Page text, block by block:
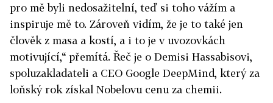
pro mě byli nedosažitelní, teď si toho vážím a
inspiruje mě to. Zároveň vidím, že je to také jen
člověk z masa a kostí, a i to je v uvozovkách
motivující,“ přemítá. Řeč je o Demisi Hassabisovi,
spoluzakladateli a CEO Google DeepMind, který za
loňský rok získal Nobelovu cenu za chemii.